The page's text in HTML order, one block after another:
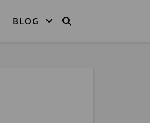
BLOG